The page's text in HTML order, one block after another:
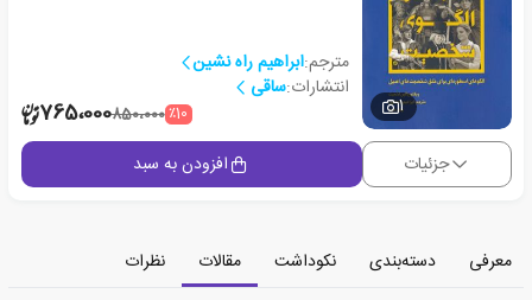
1
مترجم:ابراهیم راه نشین
انتشارات:ساقی
٪10850،000765،000
جزئیات افزودن به سبد
معرفی دسته‌بندی نکوداشت مقالات
نظرات